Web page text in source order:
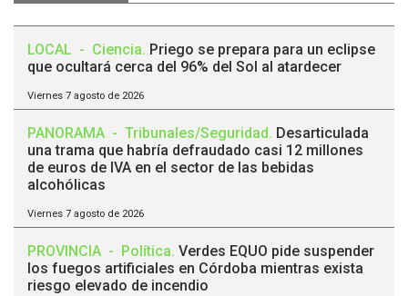
LOCAL - Ciencia. Priego se prepara para un eclipse
que ocultará cerca del 96% del Sol al atardecer
Viernes 7 agosto de 2026
PANORAMA - Tribunales/Seguridad. Desarticulada
una trama que habría defraudado casi 12 millones
de euros de IVA en el sector de las bebidas
alcohólicas
Viernes 7 agosto de 2026
PROVINCIA - Política. Verdes EQUO pide suspender
los fuegos artificiales en Córdoba mientras exista
riesgo elevado de incendio